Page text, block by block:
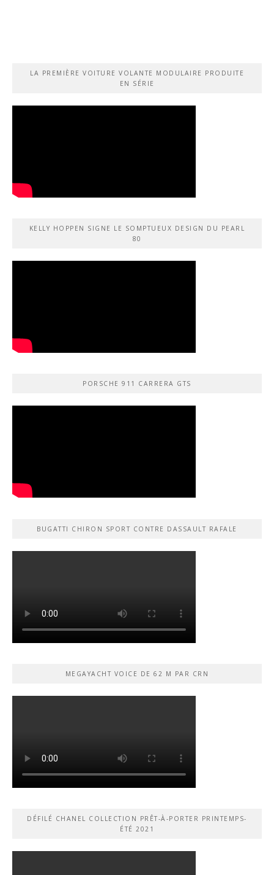
LA PREMIÈRE VOITURE VOLANTE MODULAIRE PRODUITE
EN SÉRIE
KELLY HOPPEN SIGNE LE SOMPTUEUX DESIGN DU PEARL
80
PORSCHE 911 CARRERA GTS
BUGATTI CHIRON SPORT CONTRE DASSAULT RAFALE
MEGAYACHT VOICE DE 62 M PAR CRN
DÉFILÉ CHANEL COLLECTION PRÊT-À-PORTER PRINTEMPS-
ÉTÉ 2021